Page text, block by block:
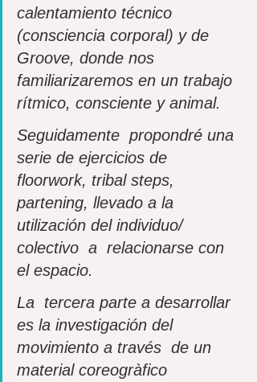
calentamiento técnico
(consciencia corporal) y de
Groove, donde nos
familiarizaremos en un trabajo
rítmico, consciente y animal.
Seguidamente  propondré una
serie de ejercicios de
floorwork, tribal steps,
partening, llevado a la
utilización del individuo/
colectivo  a  relacionarse con
el espacio.
La  tercera parte a desarrollar
es la investigación del
movimiento a través  de un
material coreogràfico